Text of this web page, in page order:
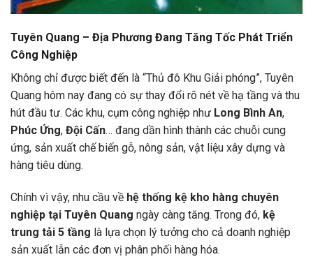
Tuyên Quang – Địa Phương Đang Tăng Tốc Phát Triển
Công Nghiệp
Không chỉ được biết đến là “Thủ đô Khu Giải phóng”, Tuyên
Quang hôm nay đang có sự thay đổi rõ nét về hạ tầng và thu
hút đầu tư. Các khu, cụm công nghiệp như Long Bình An,
Phúc Ứng, Đội Cấn… đang dần hình thành các chuỗi cung
ứng, sản xuất chế biến gỗ, nông sản, vật liệu xây dựng và
hàng tiêu dùng.
Chính vì vậy, nhu cầu về hệ thống kệ kho hàng chuyên
nghiệp tại Tuyên Quang ngày càng tăng. Trong đó, kệ
trung tải 5 tầng là lựa chọn lý tưởng cho cả doanh nghiệp
sản xuất lẫn các đơn vị phân phối hàng hóa.